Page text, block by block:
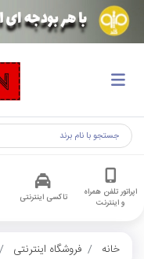
اپراتور تلفن همراه
و اینترنت
تاکسی اینترنتی
خانه فروشگاه اینترنتی